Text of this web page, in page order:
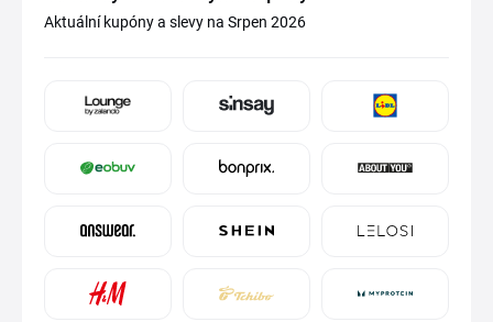
Aktuální kupóny a slevy na Srpen 2026